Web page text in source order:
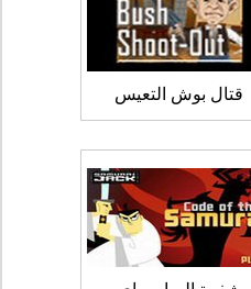
قتال بوش التعيس